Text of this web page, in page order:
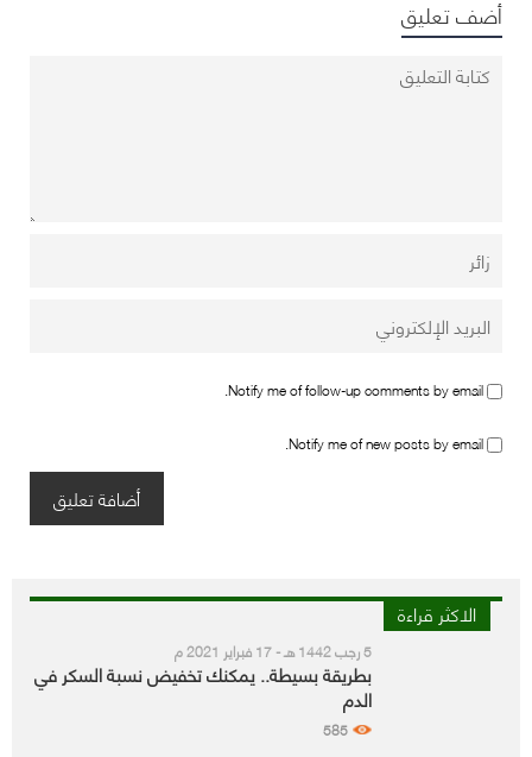
أضف تعليق
Notify me of follow-up comments by email.
Notify me of new posts by email.
الاكثر قراءة
5 رجب 1442 هـ - 17 فبراير 2021 م
بطريقة بسيطة.. يمكنك تخفيض نسبة السكر في
الدم
585